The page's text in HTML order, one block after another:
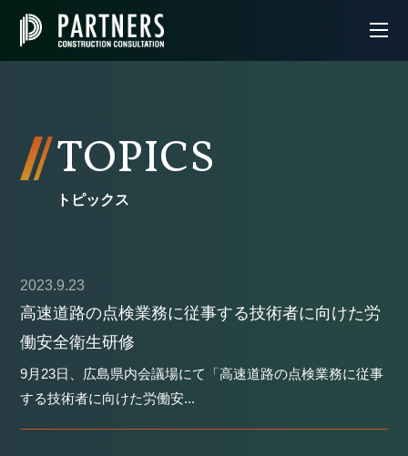
TOPICS
トピックス
2023.9.23
高速道路の点検業務に従事する技術者に向けた労
働安全衛生研修
9月23日、広島県内会議場にて「高速道路の点検業務に従事
する技術者に向けた労働安...